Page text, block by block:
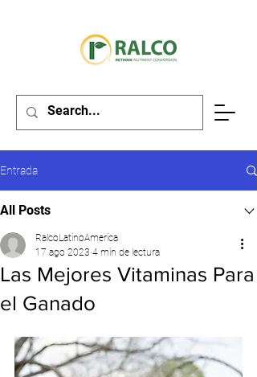
Entrada
All Posts
Las Mejores Vitaminas Para
el Ganado
RalcoLatinoAmerica
17 ago 2023 4 min de lectura